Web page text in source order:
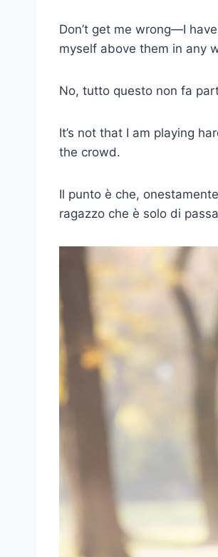
Don’t get me wrong—I
myself above them in any
No, tutto questo non fa
It’s not that I am playing
the crowd.
Il punto è che,
ragazzo che è solo di